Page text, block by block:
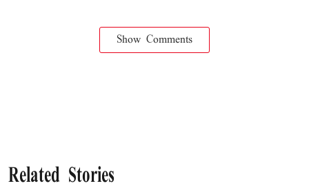
Show Comments
Related Stories